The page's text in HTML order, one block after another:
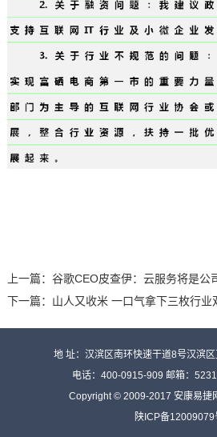
上一篇： 谷歌CEO皮查伊：云服务将是公
下一篇： 山人又收米 一口气拿下三枚行业
地 址：汉滨区南环快速干道8号汉滨
电话： 400-0915-909 邮箱：
Copyright © 2009-2017 安康易捷
陕ICP备12009079